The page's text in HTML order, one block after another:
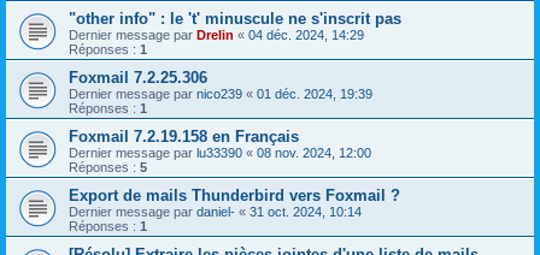
"other info" : le 't' minuscule ne s'inscrit pas
Dernier message par Drelin « 04 déc. 2024, 14:29
Réponses : 1
Foxmail 7.2.25.306
Dernier message par nico239 « 01 déc. 2024, 19:39
Réponses : 1
Foxmail 7.2.19.158 en Français
Dernier message par lu33390 « 08 nov. 2024, 12:00
Réponses : 5
Export de mails Thunderbird vers Foxmail ?
Dernier message par daniel- « 31 oct. 2024, 10:14
Réponses : 1